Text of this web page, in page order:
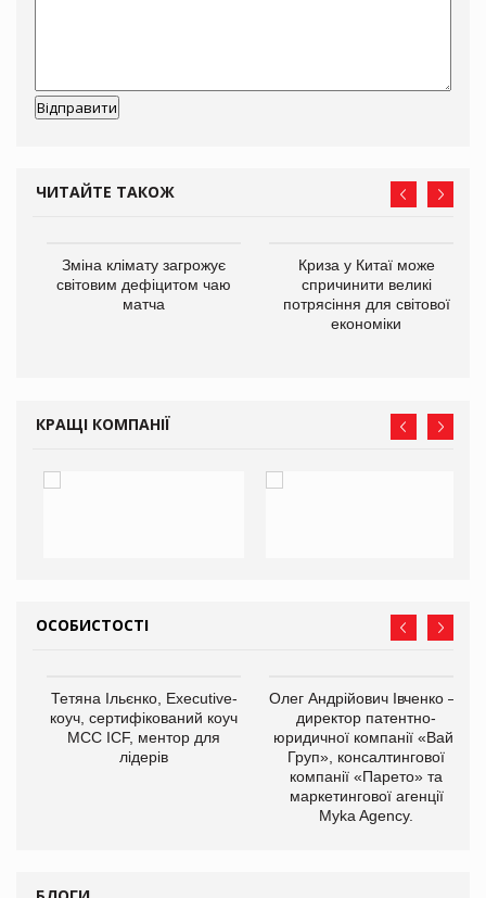
ЧИТАЙТЕ ТАКОЖ
Зміна клімату загрожує
світовим дефіцитом чаю
матча
Криза у Китаї може
спричинити великі
потрясіння для світової
економіки
КРАЩІ КОМПАНІЇ
ОСОБИСТОСТІ
Тетяна Ільєнко, Executive-
коуч, сертифікований коуч
МСС ICF, ментор для
лідерів
Олег Андрійович Івченко —
директор патентно-
юридичної компанії «Вайз
Груп», консалтингової
компанії «Парето» та
маркетингової агенції
Myka Agency.